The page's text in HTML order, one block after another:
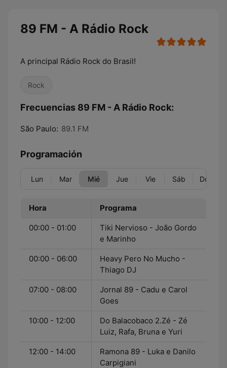
89 FM - A Rádio Rock
A principal Rádio Rock do Brasil!
Rock
Frecuencias 89 FM - A Rádio Rock:
São Paulo: 89.1 FM
Programación
Lun Mar Mié Jue Vie Sáb Dom
Hora Programa
00:00 - 01:00
Tiki Nervioso - João Gordo
e Marinho
00:00 - 06:00
Heavy Pero No Mucho -
Thiago DJ
07:00 - 08:00
Jornal 89 - Cadu e Carol
Goes
10:00 - 12:00
Do Balacobaco 2.Zé - Zé
Luiz, Rafa, Bruna e Yuri
12:00 - 14:00
Ramona 89 - Luka e Danilo
Carpigiani